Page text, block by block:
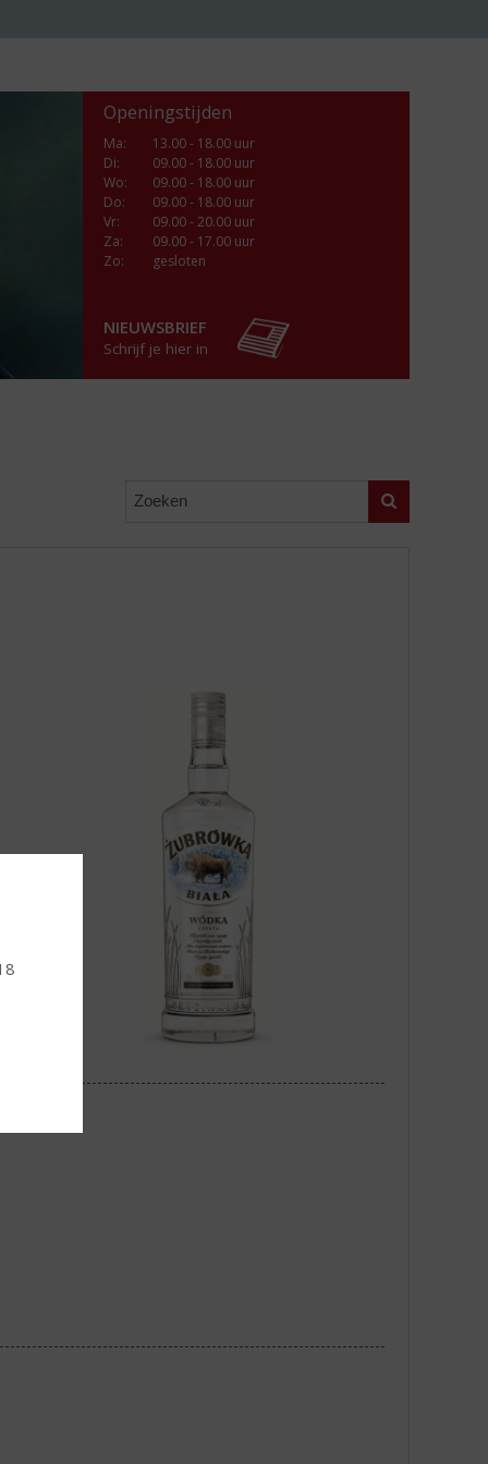
Openingstijden
Ma:
13.00 - 18.00 uur
Di:
09.00 - 18.00 uur
Wo:
09.00 - 18.00 uur
Do:
09.00 - 18.00 uur
Vr:
09.00 - 20.00 uur
Za:
09.00 - 17.00 uur
Zo:
gesloten
NIEUWSBRIEF
Schrijf je hier in
Zoeken